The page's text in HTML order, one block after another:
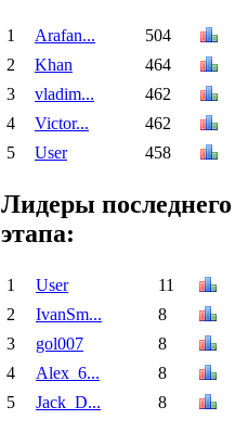
1 Arafan...
504
2
Khan
464
3
vladim...
462
4
Victor...
462
5
User 458
Лидеры последнего
этапа:
1 User
11
2
IvanSm...
8
3
gol007
8
4
Alex_6...
8
5
Jack_D... 8